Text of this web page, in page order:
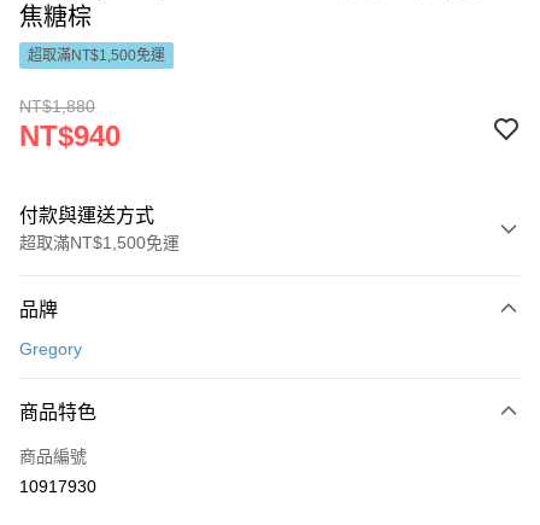
焦糖棕
超取滿NT$1,500免運
NT$1,880
NT$940
付款與運送方式
超取滿NT$1,500免運
信用卡一次付款
Apple Pay
悠遊付
品牌
Gregory
商品特色
商品編號
10917930